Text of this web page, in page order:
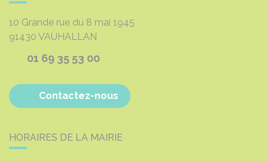
10 Grande rue du 8 mai 1945
91430 VAUHALLAN
01 69 35 53 00
Contactez-nous
HORAIRES DE LA MAIRIE